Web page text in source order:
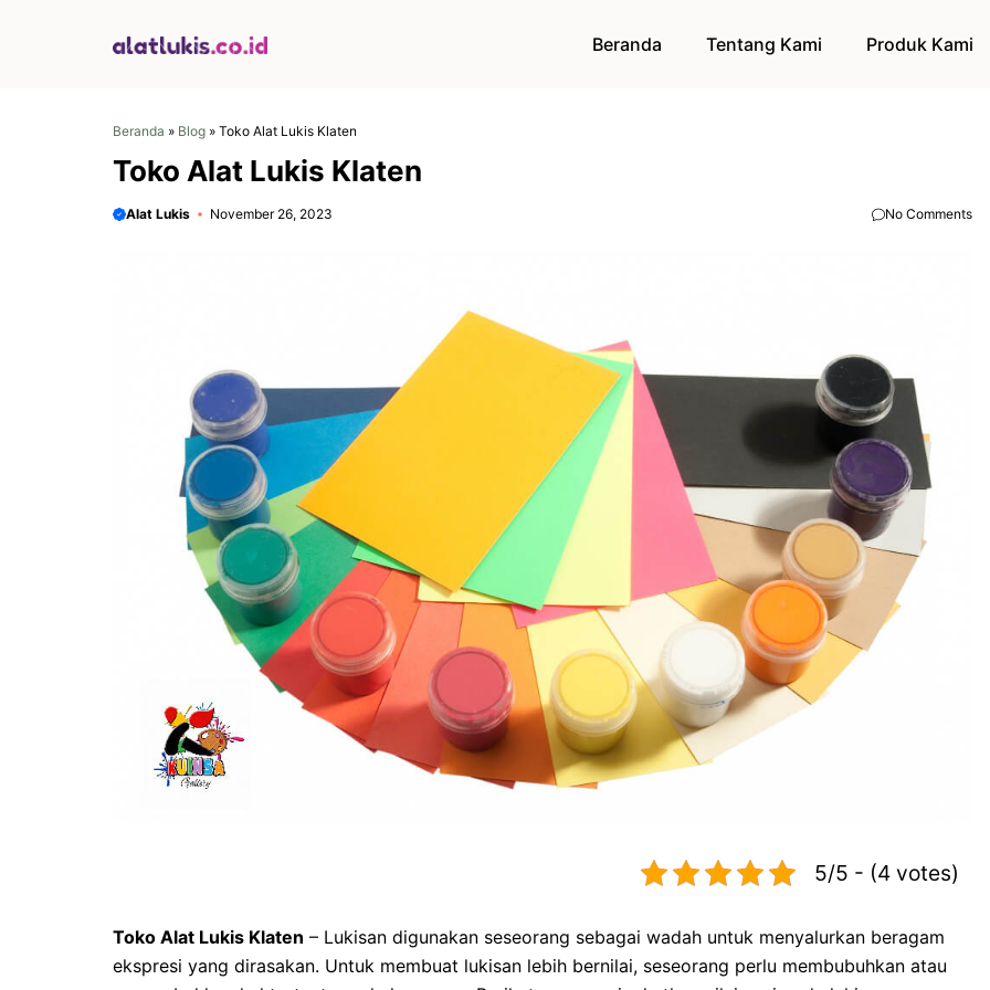
Beranda Tentang Kami Produk Kami
Beranda » Blog » Toko Alat Lukis Klaten
Toko Alat Lukis Klaten
Alat Lukis November 26, 2023 No Comments
5/5 - (4 votes)
Toko Alat Lukis Klaten – Lukisan digunakan seseorang sebagai wadah untuk menyalurkan beragam
ekspresi yang dirasakan. Untuk membuat lukisan lebih bernilai, seseorang perlu membubuhkan atau